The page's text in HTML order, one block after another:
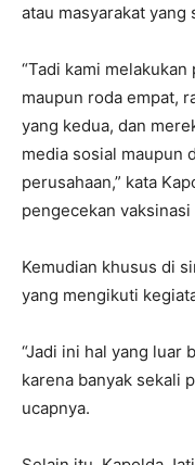
atau masyarakat yang
“Tadi kami
maupun roda empat,
yang kedua, dan
media sosial maupun
perusahaan,” kata
pengecekan
Kemudian khusus di
yang mengikuti
“Jadi ini hal yang luar
karena banyak sekali
ucapnya.